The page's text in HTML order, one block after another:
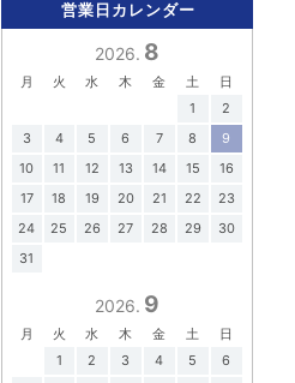
営業日カレンダー
2026. 8
月 火 水 木 金 土
日
1
2
3
4 5 6 7 8
9
10
11 12 13 14 15
16
17
18 19 20 21 22
23
24
25 26 27 28 29
30
31
2026. 9
月 火 水 木 金 土
日
1
2 3 4 5
6